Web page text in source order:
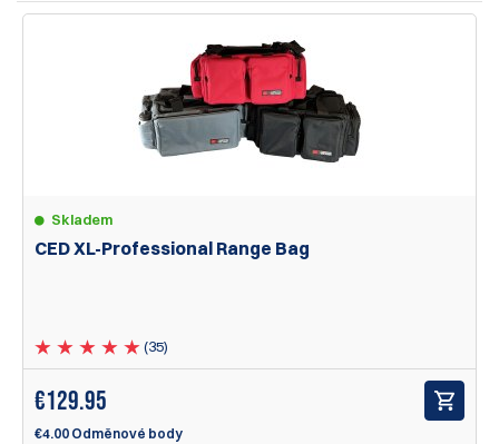
Skladem
CED XL-Professional Range Bag
(35)
€129.95
€4.00 Odměnové body